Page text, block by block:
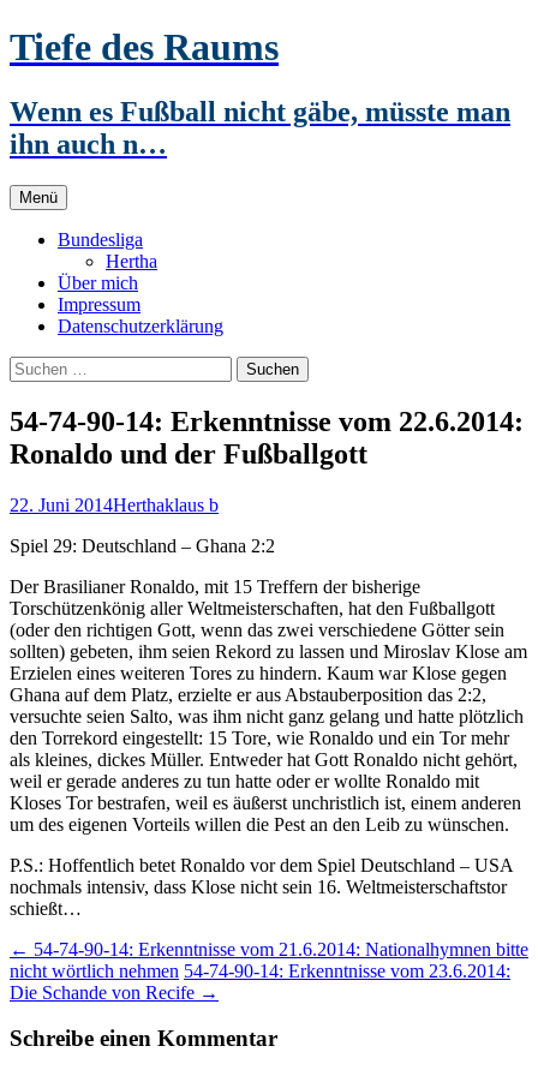
Zum
Inhalt
Tiefe des Raums
Wenn es Fußball nicht gäbe, müsste man
ihn auch n…
Menü
Bundesliga
Hertha
Über mich
Impressum
Datenschutzerklärung
Suchen
nach:
54-74-90-14: Erkenntnisse vom 22.6.2014:
Ronaldo und der Fußballgott
22. Juni 2014Herthaklaus b
Spiel 29: Deutschland – Ghana 2:2
Der Brasilianer Ronaldo, mit 15 Treffern der bisherige
Torschützenkönig aller Weltmeisterschaften, hat den Fußballgott
(oder den richtigen Gott, wenn das zwei verschiedene Götter sein
sollten) gebeten, ihm seien Rekord zu lassen und Miroslav Klose am
Erzielen eines weiteren Tores zu hindern. Kaum war Klose gegen
Ghana auf dem Platz, erzielte er aus Abstauberposition das 2:2,
versuchte seien Salto, was ihm nicht ganz gelang und hatte plötzlich
den Torrekord eingestellt: 15 Tore, wie Ronaldo und ein Tor mehr
als kleines, dickes Müller. Entweder hat Gott Ronaldo nicht gehört,
weil er gerade anderes zu tun hatte oder er wollte Ronaldo mit
Kloses Tor bestrafen, weil es äußerst unchristlich ist, einem anderen
um des eigenen Vorteils willen die Pest an den Leib zu wünschen.
P.S.: Hoffentlich betet Ronaldo vor dem Spiel Deutschland – USA
nochmals intensiv, dass Klose nicht sein 16. Weltmeisterschaftstor
schießt…
Beitragsnavigation
← 54-74-90-14: Erkenntnisse vom 21.6.2014: Nationalhymnen bitte
nicht wörtlich nehmen 54-74-90-14: Erkenntnisse vom 23.6.2014:
Die Schande von Recife →
Schreibe einen Kommentar